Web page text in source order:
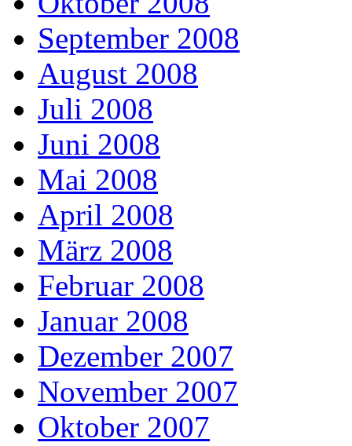
September 2008
August 2008
Juli 2008
Juni 2008
Mai 2008
April 2008
März 2008
Februar 2008
Januar 2008
Dezember 2007
November 2007
Oktober 2007